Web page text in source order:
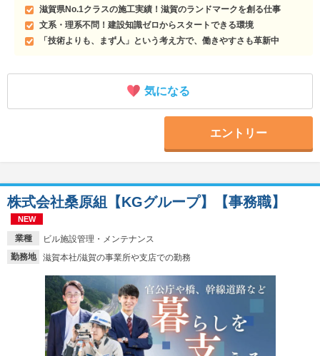
滋賀県No.1クラスの施工実績！滋賀のランドマークを創る仕事
文系・理系不問！建設知識ゼロからスタートできる環境
「技術よりも、まず人」という考え方で、働きやすさも革新中
気になる
エントリー
業種
ビル施設管理・メンテナンス
勤務地
滋賀本社/滋賀の事業所や支店での勤務
株式会社桑原組【KGグループ】【事務職】
NEW